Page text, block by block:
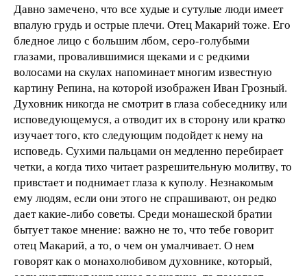
Давно замечено, что все худые и сутулые люди имеет
впалую грудь и острые плечи. Отец Макарий тоже. Его
бледное лицо с большим лбом, серо-голубыми
глазами, провалившимися щеками и с редкими
волосами на скулах напоминает многим известную
картину Репина, на которой изображен Иван Грозный.
Духовник никогда не смотрит в глаза собеседнику или
исповедующемуся, а отводит их в сторону или кратко
изучает того, кто следующим подойдет к нему на
исповедь. Сухими пальцами он медленно перебирает
четки, а когда тихо читает разрешительную молитву, то
привстает и поднимает глаза к куполу. Незнакомым
ему людям, если они этого не спрашивают, он редко
дает какие-либо советы. Среди монашеской братии
бытует такое мнение: важно не то, что тебе говорит
отец Макарий, а то, о чем он умалчивает. О нем
говорят как о монахолюбивом духовнике, который,